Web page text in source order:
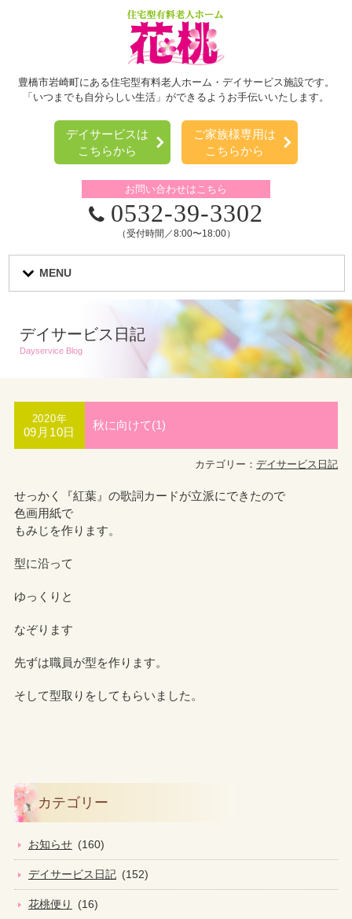
豊橋市岩崎町にある住宅型有料老人ホーム・デイサービス施設です。
「いつまでも自分らしい生活」ができるようお手伝いいたします。
デイサービスは
こちらから
ご家族様専用は
こちらから
お問い合わせはこちら
0532-39-3302
（受付時間／8:00〜18:00）
MENU
デイサービス日記
Dayservice Blog
2020年
09月10日
秋に向けて(1)
カテゴリー：デイサービス日記
せっかく『紅葉』の歌詞カードが立派にできたので
色画用紙で
もみじを作ります。
型に沿って
ゆっくりと
なぞります
先ずは職員が型を作ります。
そして型取りをしてもらいました。
カテゴリー
お知らせ (160)
デイサービス日記 (152)
花桃便り (16)